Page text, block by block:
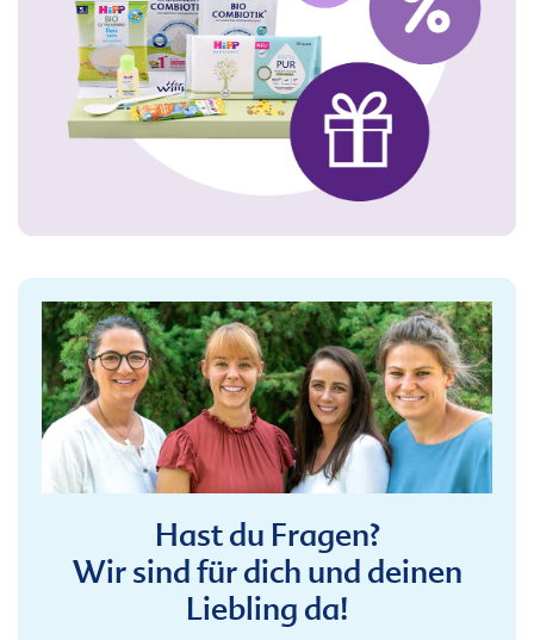
Hast du Fragen?
Wir sind für dich und deinen
Liebling da!